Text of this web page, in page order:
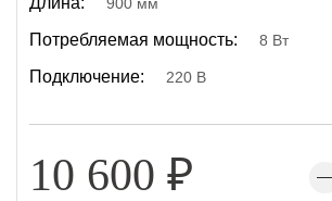
Потребляемая мощность: 8 Вт
Подключение: 220 В
10 600 ₽